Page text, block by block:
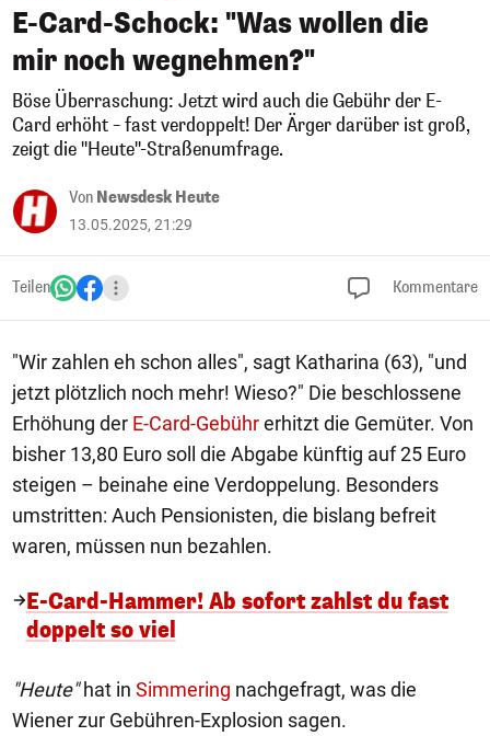
E-Card-Schock: "Was wollen die
mir noch wegnehmen?"
Böse Überraschung: Jetzt wird auch die Gebühr der E-
Card erhöht – fast verdoppelt! Der Ärger darüber ist groß,
zeigt die "Heute"-Straßenumfrage.
Von Newsdesk Heute
13.05.2025, 21:29
Teilen Kommentare
"Wir zahlen eh schon alles", sagt Katharina (63), "und
jetzt plötzlich noch mehr! Wieso?" Die beschlossene
Erhöhung der E-Card-Gebührerhitzt die Gemüter. Von
bisher 13,80 Euro soll die Abgabe künftig auf 25 Euro
steigen – beinahe eine Verdoppelung. Besonders
umstritten: Auch Pensionisten, die bislang befreit
waren, müssen nun bezahlen.
E-Card-Hammer! Ab sofort zahlst du fast
doppelt so viel
"Heute"hat in Simmering nachgefragt, was die
Wiener zur Gebühren-Explosion sagen.